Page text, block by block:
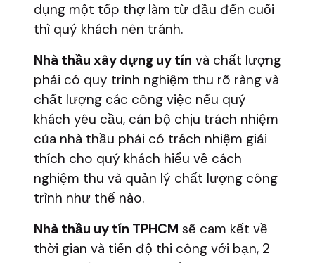
dụng một tốp thợ làm từ đầu đến cuối
thì quý khách nên tránh.
Nhà thầu xây dựng uy tín và chất lượng
phải có quy trình nghiệm thu rõ ràng và
chất lượng các công việc nếu quý
khách yêu cầu, cán bộ chịu trách nhiệm
của nhà thầu phải có trách nhiệm giải
thích cho quý khách hiểu về cách
nghiệm thu và quản lý chất lượng công
trình như thế nào.
Nhà thầu uy tín TPHCM sẽ cam kết về
thời gian và tiến độ thi công với bạn, 2